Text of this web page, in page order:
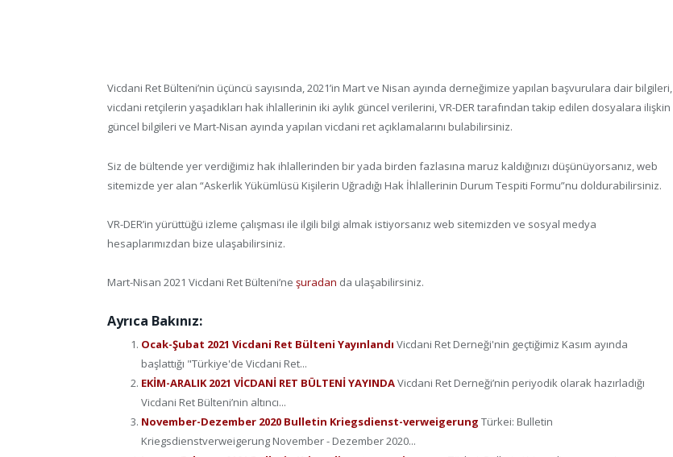
Vicdani Ret Bülteni’nin üçüncü sayısında, 2021’in Mart ve Nisan ayında derneğimize yapılan başvurulara dair bilgileri,
vicdani retçilerin yaşadıkları hak ihlallerinin iki aylık güncel verilerini, VR-DER tarafından takip edilen dosyalara ilişkin
güncel bilgileri ve Mart-Nisan ayında yapılan vicdani ret açıklamalarını bulabilirsiniz.
Siz de bültende yer verdiğimiz hak ihlallerinden bir yada birden fazlasına maruz kaldığınızı düşünüyorsanız, web
sitemizde yer alan “Askerlik Yükümlüsü Kişilerin Uğradığı Hak İhlallerinin Durum Tespiti Formu”nu doldurabilirsiniz.
VR-DER’in yürüttüğü izleme çalışması ile ilgili bilgi almak istiyorsanız web sitemizden ve sosyal medya
hesaplarımızdan bize ulaşabilirsiniz.
Mart-Nisan 2021 Vicdani Ret Bülteni’ne şuradan da ulaşabilirsiniz.
Ayrıca Bakınız:
Ocak-Şubat 2021 Vicdani Ret Bülteni Yayınlandı Vicdani Ret Derneği'nin geçtiğimiz Kasım ayında
başlattığı "Türkiye'de Vicdani Ret...
EKİM-ARALIK 2021 VİCDANİ RET BÜLTENİ YAYINDAVicdani Ret Derneği’nin periyodik olarak hazırladığı
Vicdani Ret Bülteni’nin altıncı...
November-Dezember 2020 Bulletin Kriegsdienst-verweigerung Türkei: Bulletin
Kriegsdienstverweigerung November - Dezember 2020...